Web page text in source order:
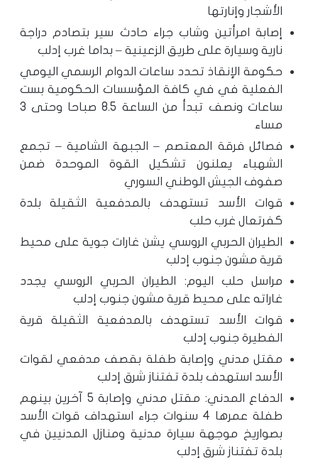
الأشجار وإنارتها
إصابة امرأتين وشاب جراء حادث سير بتصادم دراجة
نارية وسيارة على طريق الزعينية – بداما غرب إدلب
حكومة الإنقاذ تحدد ساعات الدوام الرسمي اليومي
الفعلية في في كافة المؤسسات الحكومية بست
ساعات ونصف تبدأ من الساعة 8.5 صباحا وحتى 3
مساء
فصائل فرقة المعتصم – الجبهة الشامية – تجمع
الشهباء يعلنون تشكيل القوة الموحدة ضمن
صفوف الجيش الوطني السوري
قوات الأسد تستهدف بالمدفعية الثقيلة بلدة
كفرتعال غرب حلب
الطيران الحربي الروسي يشن غارات جوية على محيط
قرية مشون جنوب إدلب
مراسل حلب اليوم: الطيران الحربي الروسي يجدد
غاراته على محيط قرية مشون جنوب إدلب
قوات الأسد تستهدف بالمدفعية الثقيلة قرية
الفطيرة جنوب إدلب
مقتل مدني وإصابة طفلة بقصف مدفعي لقوات
الأسد استهدف بلدة تفتناز شرق إدلب
الدفاع المدني: مقتل مدني وإصابة 5 آخرين بينهم
طفلة عمرها 4 سنوات جراء استهداف قوات الأسد
بصواريخ موجهة سيارة مدنية ومنازل المدنيين في
بلدة تفتناز شرق إدلب